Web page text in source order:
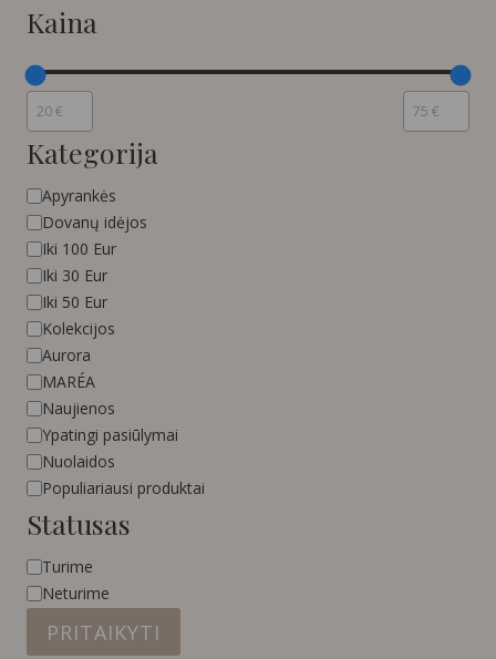
Kaina
Kategorija
Kategorija
Apyrankės
Dovanų idėjos
Iki 100 Eur
Iki 30 Eur
Iki 50 Eur
Kolekcijos
Aurora
MARÉA
Naujienos
Ypatingi pasiūlymai
Nuolaidos
Populiariausi produktai
Statusas
Statusas
Turime
Neturime
PRITAIKYTI